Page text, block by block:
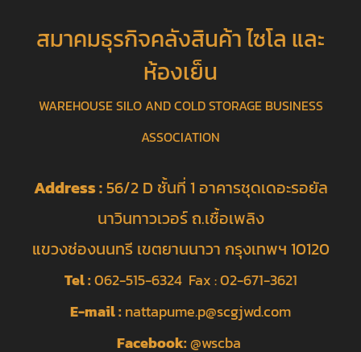
สมาคมธุรกิจคลังสินค้า ไซโล และ
ห้องเย็น
WAREHOUSE SILO AND COLD STORAGE BUSINESS
ASSOCIATION
Address :56/2 D ชั้นที่ 1 อาคารชุดเดอะรอยัล
นาวินทาวเวอร์ ถ.เชื้อเพลิง
แขวงช่องนนทรี เขตยานนาวา กรุงเทพฯ 10120
Tel :062-515-6324 Fax : 02-671-3621
E-mail : nattapume.p@scgjwd.com
Facebook:@wscba